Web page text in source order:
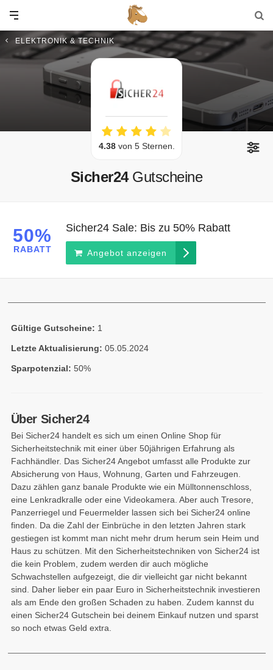
ELEKTRONIK & TECHNIK
4.38von 5 Sternen.
Sicher24 Gutscheine
50%
RABATT
Sicher24 Sale: Bis zu 50% Rabatt
Angebot anzeigen
Gültige Gutscheine: 1
Letzte Aktualisierung: 05.05.2024
Sparpotenzial: 50%
Über Sicher24
Bei Sicher24 handelt es sich um einen Online Shop für
Sicherheitstechnik mit einer über 50jährigen Erfahrung als
Fachhändler. Das Sicher24 Angebot umfasst alle Produkte zur
Absicherung von Haus, Wohnung, Garten und Fahrzeugen.
Dazu zählen ganz banale Produkte wie ein Mülltonnenschloss,
eine Lenkradkralle oder eine Videokamera. Aber auch Tresore,
Panzerriegel und Feuermelder lassen sich bei Sicher24 online
finden. Da die Zahl der Einbrüche in den letzten Jahren stark
gestiegen ist kommt man nicht mehr drum herum sein Heim und
Haus zu schützen. Mit den Sicherheitstechniken von Sicher24 ist
die kein Problem, zudem werden dir auch mögliche
Schwachstellen aufgezeigt, die dir vielleicht gar nicht bekannt
sind. Daher lieber ein paar Euro in Sicherheitstechnik investieren
als am Ende den großen Schaden zu haben. Zudem kannst du
einen Sicher24 Gutschein bei deinem Einkauf nutzen und sparst
so noch etwas Geld extra.